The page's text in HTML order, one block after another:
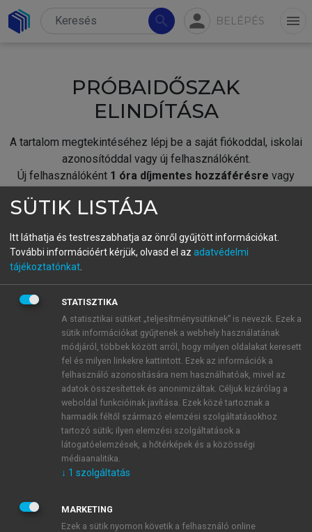
search person BELÉPÉS menu
PRÓBAIDŐSZAK
ELINDÍTÁSA
A tartalom megtekintéséhez lépj be a saját fiókoddal, iskolai
azonosítóddal vagy új felhasználóként.
Új felhasználóként 1 óra díjmentes hozzáférésre vagy
fiókoddal,vagy hozz létre új fiókot.
A regisztráció után apróbaidőszakautomatikusan
BELÉPÉS SAJÁT FIÓKKAL
ÚJ FIÓK LÉTREHOZÁSA
1 óra díjmentes hozzáférés
E-MAIL-CÍM
JELSZÓ
SÜTIK LISTÁJA
Itt láthatja és testreszabhatja az önről gyűjtött információkat.
További információért kérjük, olvasd el az adatvédelmi
tájékoztatónkat
STATISZTIKA
A statisztikai sütiket „teljesítménysütiknek” is nevezik. Ezek a
sütik információkat gyűjtenek a webhely használatának
módjáról, többek között arról, hogy milyen oldalakat keresett
fel és milyen linkekre kattintott. Ezek az információk a
felhasználó azonosítására nem használhatóak, mivel az
adatok összesítettek és anonimizáltak. Céljuk kizárólag a
weboldal funkcióinak javítása. Ezek közé tartoznak a
harmadik féltől származó elemzési szolgáltatásokhoz
tartozó sütik; ilyen elemzési szolgáltatások a
látogatóelemzések, a hőtérképek és a közösségi
médiaanalitika.
↓ 1 szolgáltatás
MARKETING
Ezek a sütik nyomon követik a felhasználó online